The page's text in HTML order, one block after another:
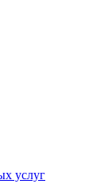
услуг